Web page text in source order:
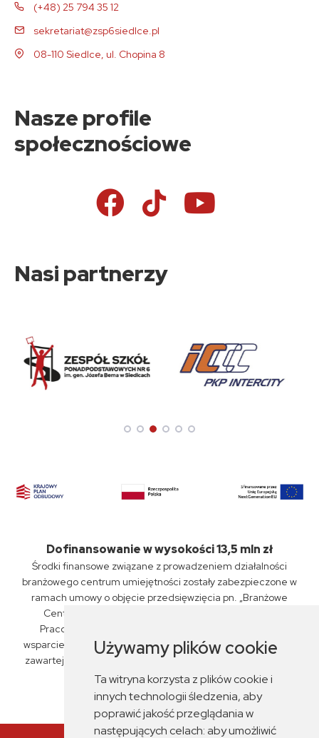
Używamy plików cookie
Ta witryna korzysta z plików cookie i
innych technologii śledzenia, aby
poprawić jakość przeglądania w
następujących celach:aby umożliwić
(+48) 25 794 35 12
sekretariat@zsp6siedlce.pl
08-110 Siedlce, ul. Chopina 8
Nasze profile
społecznościowe
Nasi partnerzy
Dofinansowanie w wysokości 13,5 mln zł
Środki finansowe związane z prowadzeniem działalności
branżowego centrum umiejętności zostały zabezpieczone w
ramach umowy o objęcie przedsięwzięcia pn. „Branżowe
Centrum Umiejętności „PKP Intercity” S.A., Związku
Pracodawców Kolejowych oraz ZSP nr 6 w Siedlcach"
wsparciem z planu rozwojowego nr KPO/22/1/BCU/U/0029,
zawartej przez Miasto Siedlce z Fundacją Rozwoju Systemu
Edukacji dnia 14 czerwca 2023 r.